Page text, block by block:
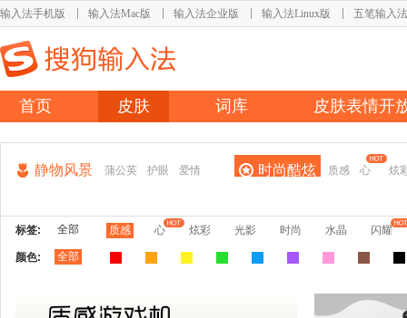
输入法手机版 输入法Mac版 输入法企业版 输入法Linux版 五笔输入法
首页 皮肤 词库 皮肤表情开
静物风景 蒲公英 护眼 爱情 时尚酷炫 质感 心 炫
标签: 全部 质感 心 炫彩 光影 时尚 水晶 闪耀
颜色: 全部